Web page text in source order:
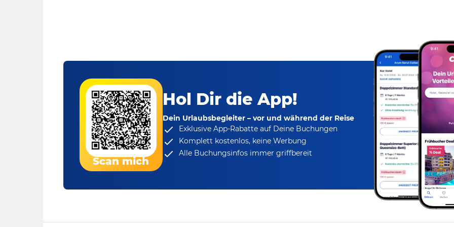
Scan mich
Hol Dir die App!
Dein Urlaubsbegleiter – vor und während der Reise
Exklusive App-Rabatteauf Deine Buchungen
Komplett kostenlos, keine Werbung
Alle Buchungsinfos immer griffbereit